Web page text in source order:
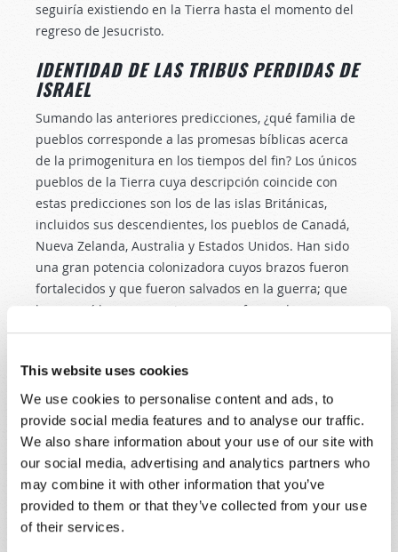
This website uses cookies
We use cookies to personalise content and ads, to
provide social media features and to analyse our traffic.
We also share information about your use of our site with
our social media, advertising and analytics partners who
may combine it with other information that you’ve
provided to them or that they’ve collected from your use
of their services.
seguiría existiendo en la Tierra hasta el momento del
regreso de Jesucristo.
IDENTIDAD DE LAS TRIBUS PERDIDAS DE
ISRAEL
Sumando las anteriores predicciones, ¿qué familia de
pueblos corresponde a las promesas bíblicas acerca
de la primogenitura en los tiempos del fin? Los únicos
pueblos de la Tierra cuya descripción coincide con
estas predicciones son los de las islas Británicas,
incluidos sus descendientes, los pueblos de Canadá,
Nueva Zelanda, Australia y Estados Unidos. Han sido
una gran potencia colonizadora cuyos brazos fueron
fortalecidos y que fueron salvados en la guerra; que
han poseído enormes riquezas en forma de recursos
naturales, producción de alimentos y una población
del mundo durante siglos. Esta descripción no
corresponde a ningún otro pueblo de la historia
humana.
La migración de ese mismo pueblo, que salió del
Oriente Medio, atravesó el Norte de Europa (una parte
pasó por el Mediterráneo y España
camino
las islas Británicas), está bien documentada